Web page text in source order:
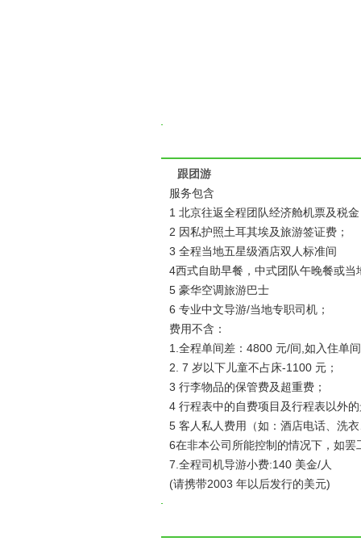
跟团游
服务包含
1 北京往返全程团队经济舱机票及税金
2 因私护照土耳其埃及旅游签证费；
3 全程当地五星级酒店双人标准间
4西式自助早餐，中式团队午晚餐或
5 豪华空调旅游巴士
6 专业中文导游/当地专职司机；
费用不含：
1.全程单间差：4800 元/间,如入住单
2. 7 岁以下儿童不占床-1100 元；
3 行李物品的保管费及超重费；
4 行程表中的自费项目及行程表以外
5 客人私人费用（如：酒店电话、洗
6在非本公司所能控制的情况下，如
7.全程司机导游小费:140 美金/人
(请携带2003 年以后发行的美元)